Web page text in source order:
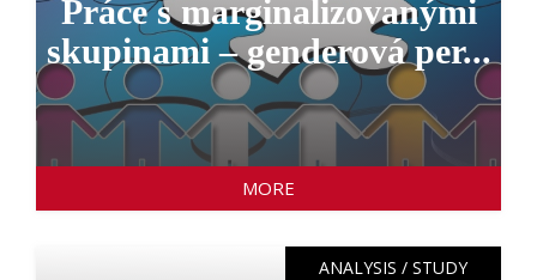
Práce s marginalizovanými
skupinami – genderová per...
MORE
ANALYSIS / STUDY